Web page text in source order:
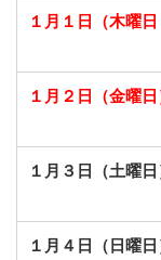
１月１日（木曜日
１月２日（金曜日
１月３日（土曜日
１月４日（日曜日